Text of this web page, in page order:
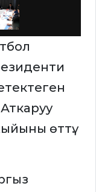
өттү.